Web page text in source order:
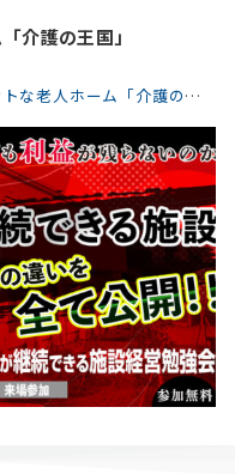
介護の王国」
人ホーム「介護の王国」